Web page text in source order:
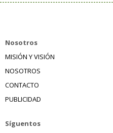
Nosotros
MISIÓN Y VISIÓN
NOSOTROS
CONTACTO
PUBLICIDAD
Síguentos